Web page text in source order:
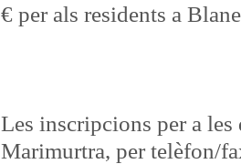
€ per als residents a
Les inscripcions per a
Marimurtra, per telèfon/